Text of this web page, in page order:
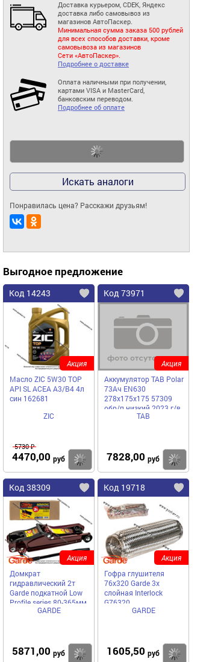
Доставка курьером, CDEK, Яндекс
доставка либо самовывоз из
магазинов АвтоПаскер.
Минимальная сумма заказа 500 рублей
для всех способов доставки, кроме
самовывоза из магазинов
Сети «АвтоПаскер».
Подробнее о доставке
Оплата наличными при получении,
картами VISA и MasterCard,
банковским переводом.
Подробнее об оплате
Искать аналоги
Понравилась цена? Расскажи друзьям!
Выгодное предложение
Код 14243
Масло ZIC 5W30 TOP
API SL ACEA A3/B4 4л
син 162681
ZIC
5730 ₽
4470,00 руб Купить
Акция
Код 73971
Аккумулятор TAB Polar
73Ач EN630
278х175х175 57309
обр/п низкий 2023 г/в
TAB
7828,00 руб
Акция
Код 38309
Домкрат
гидравлический 2т
Garde подкатной Low
Profile series 80-365мм
DGP33002GARDE
5871,00 руб Купить
Акция
Код 19718
Гофра глушителя
76x320 Garde 3х
слойная Interloсk
G76320
GARDE
1605,50 руб
Акция